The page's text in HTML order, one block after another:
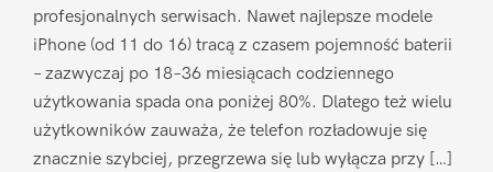
profesjonalnych serwisach. Nawet najlepsze modele
iPhone (od 11 do 16) tracą z czasem pojemność baterii
– zazwyczaj po 18–36 miesiącach codziennego
użytkowania spada ona poniżej 80%. Dlatego też wielu
użytkowników zauważa, że telefon rozładowuje się
znacznie szybciej, przegrzewa się lub wyłącza przy […]